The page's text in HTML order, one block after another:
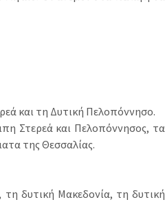
και τη Δυτική Πελοπόννησο.
Στερεά και Πελοπόννησος, τα
της Θεσσαλίας.
δυτική Μακεδονία, τη δυτική